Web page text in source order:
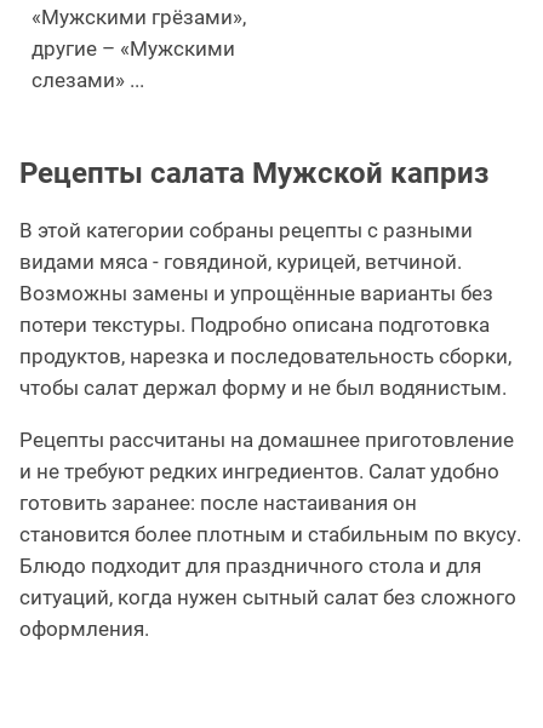
«Мужскими грёзами»,
другие – «Мужскими
слезами» ...
Рецепты салата Мужской каприз
В этой категории собраны рецепты с разными
видами мяса - говядиной, курицей, ветчиной.
Возможны замены и упрощённые варианты без
потери текстуры. Подробно описана подготовка
продуктов, нарезка и последовательность сборки,
чтобы салат держал форму и не был водянистым.
Рецепты рассчитаны на домашнее приготовление
и не требуют редких ингредиентов. Салат удобно
готовить заранее: после настаивания он
становится более плотным и стабильным по вкусу.
Блюдо подходит для праздничного стола и для
ситуаций, когда нужен сытный салат без сложного
оформления.